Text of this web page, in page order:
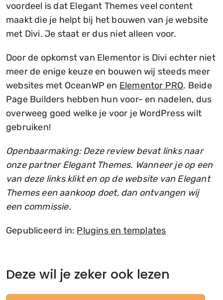
voordeel is dat Elegant Themes veel content
maakt die je helpt bij het bouwen van je website
met Divi. Je staat er dus niet alleen voor.
Door de opkomst van Elementor is Divi echter niet
meer de enige keuze en bouwen wij steeds meer
websites met OceanWP en Elementor PRO. Beide
Page Builders hebben hun voor- en nadelen, dus
overweeg goed welke je voor je WordPress wilt
gebruiken!
Openbaarmaking: Deze review bevat links naar
onze partner Elegant Themes. Wanneer je op een
van deze links klikt en op de website van Elegant
Themes een aankoop doet, dan ontvangen wij
een commissie.
Gepubliceerd in: Plugins en templates
Deze wil je zeker ook lezen